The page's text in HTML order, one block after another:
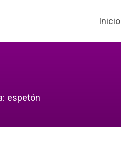
Inicio
espetón